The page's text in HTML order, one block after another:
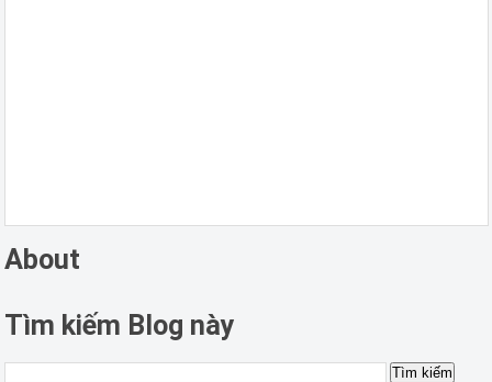
About
Tìm kiếm Blog này